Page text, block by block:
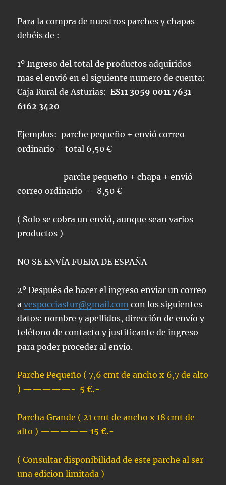
Para la compra de nuestros parches y chapas
debéis de :
1º Ingreso del total de productos adquiridos
mas el envió en el siguiente numero de cuenta:
Caja Rural de Asturias:ES11 3059 0011 7631
6162 3420
Ejemplos: parche pequeño + envió correo
ordinario – total 6,50 €
parche pequeño + chapa + envió
correo ordinario – 8,50 €
( Solo se cobra un envió, aunque sean varios
productos )
NO SE ENVÍA FUERA DE ESPAÑA
2º Después de hacer el ingreso enviar un correo
avespocciastur@gmail.com con los siguientes
datos: nombre y apellidos, dirección de envío y
teléfono de contacto y justificante de ingreso
para poder proceder al envio.
Parche Pequeño ( 7,6 cmt de ancho x 6,7 de alto
) —————- 5 €.-
Parcha Grande ( 21 cmt de ancho x 18 cmt de
alto ) —————15 €.-
( Consultar disponibilidad de este parche al ser
una edicion limitada )